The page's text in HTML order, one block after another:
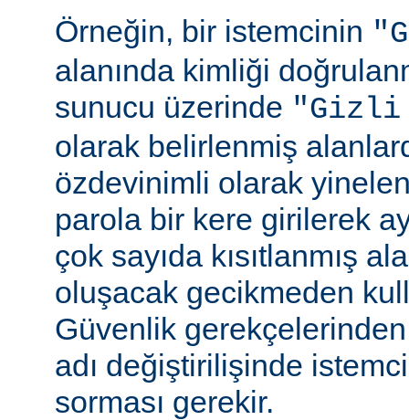
Örneğin, bir istemcinin
alanında kimliği
sunucu üzerinde "Gizli
olarak belirlenmiş
özdevinimli olarak
parola bir kere girilerek
çok sayıda kısıtlanmış
oluşacak gecikmeden
Güvenlik
adı değiştirilişinde
sorması gerekir.